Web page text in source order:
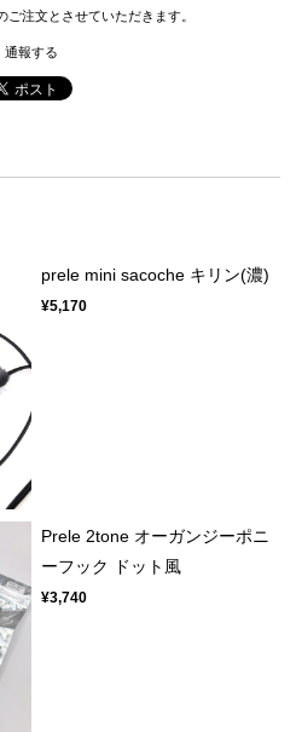
注文とさせていただきます。
通報する
prele mini sacoche キリン(濃)
¥5,170
Prele 2tone オーガンジーポニ
ーフック ドット風
¥3,740